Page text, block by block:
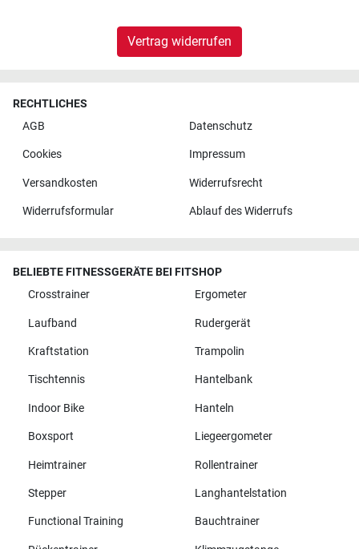
Vertrag widerrufen
RECHTLICHES
AGB
Datenschutz
Cookies Impressum
Versandkosten Widerrufsrecht
Widerrufsformular Ablauf des Widerrufs
BELIEBTE FITNESSGERÄTE BEI FITSHOP
Crosstrainer
Ergometer
Laufband Rudergerät
Kraftstation Trampolin
Tischtennis Hantelbank
Indoor Bike Hanteln
Boxsport Liegeergometer
Heimtrainer Rollentrainer
Stepper Langhantelstation
Functional Training Bauchtrainer